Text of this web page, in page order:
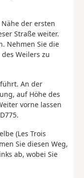
der ersten
Straße weiter.
Nehmen Sie die
Weilers zu
An der
auf Höhe des
vorne lassen
(Les Trois
Sie diesen Weg,
ab, wobei Sie